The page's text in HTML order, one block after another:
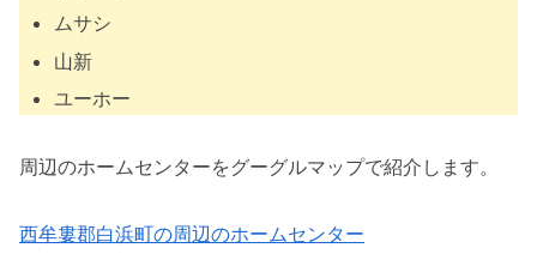
ムサシ
山新
ユーホー
周辺のホームセンターをグーグルマップで紹介します。
西牟婁郡白浜町の周辺のホームセンター